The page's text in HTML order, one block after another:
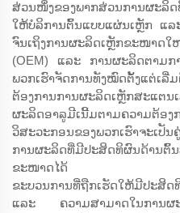
ສ່ວນໜຶ່ງຂອງພາກສ່ວນການຜະລິດ
ໃຫ້ບໍລິການຕົ້ນແບບແຜ່ນເຫຼັກ ແ
ຈົນເຖິງການຜະລິດເຫຼັກຂະໜາດ
(OEM) ແລະ ການຜະລິດຕາມກ
ພວກເຮົາຈັດການທັງໝົດຕັ້ງແຕ່ເ
ຕ້ອງການການຜະລິດເຫຼັກສະແ
ຜະລິດອາລູມີເນີ້ມຕາມຄວາມຕ້ອງ
ວິສະວະກອນຂອງພວກເຮົາຈະເປັນ
ການຜະລິດທີ່ມີປະສິດທິຜົນດ້າ
ຂະໜາດໄດ້
ຂະບວນການທີ່ຖືກເຮັດໃຫ້ມີປະ
ແລະ ຄວາມສາມາດໃນການຜະ